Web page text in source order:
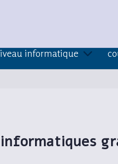
informatique